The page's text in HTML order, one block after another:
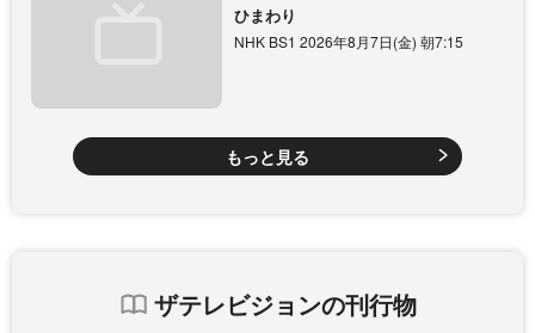
ひまわり
NHK BS1 2026年8月7日(金) 朝7:15
もっと見る
ザテレビジョンの刊行物